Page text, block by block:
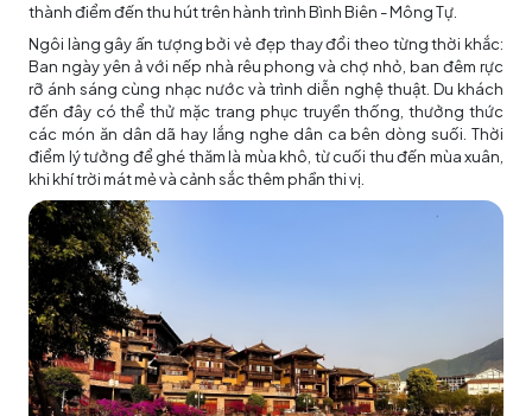
thành điểm đến thu hút trên hành trình Bình Biên - Mông Tự.
Ngôi làng gây ấn tượng bởi vẻ đẹp thay đổi theo từng thời khắc:
Ban ngày yên ả với nếp nhà rêu phong và chợ nhỏ, ban đêm rực
rỡ ánh sáng cùng nhạc nước và trình diễn nghệ thuật. Du khách
đến đây có thể thử mặc trang phục truyền thống, thưởng thức
các món ăn dân dã hay lắng nghe dân ca bên dòng suối. Thời
điểm lý tưởng để ghé thăm là mùa khô, từ cuối thu đến mùa xuân,
khi khí trời mát mẻ và cảnh sắc thêm phần thi vị.